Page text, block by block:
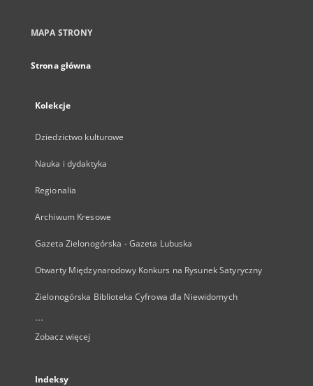
MAPA STRONY
Strona główna
Kolekcje
Dziedzictwo kulturowe
Nauka i dydaktyka
Regionalia
Archiwum Kresowe
Gazeta Zielonogórska - Gazeta Lubuska
Otwarty Międzynarodowy Konkurs na Rysunek Satyryczny
Zielonogórska Biblioteka Cyfrowa dla Niewidomych
...
Zobacz więcej
Indeksy